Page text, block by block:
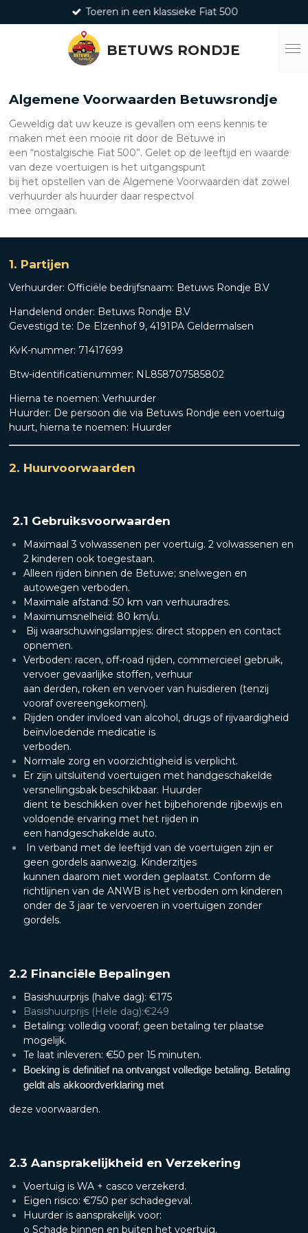
direct
BETUWS RONDJE
Toeren in een klassieke Fiat 500
Algemene Voorwaarden Betuwsrondje
Geweldig dat uw keuze is gevallen om eens kennis te
maken met een mooie rit door de Betuwe in
een “nostalgische Fiat 500”. Gelet op de leeftijd en waarde
van deze voertuigen is het uitgangspunt
bij het opstellen van de Algemene Voorwaarden dat zowel
verhuurder als huurder daar respectvol
mee omgaan.
1. Partijen
Verhuurder: Officiële bedrijfsnaam: Betuws Rondje B.V
Handelend onder: Betuws Rondje B.V
Gevestigd te: De Elzenhof 9, 4191PA Geldermalsen
KvK-nummer: 71417699
Btw-identificatienummer: NL858707585802
Hierna te noemen: Verhuurder
Huurder: De persoon die via Betuws Rondje een voertuig
huurt, hierna te noemen: Huurder
2. Huurvoorwaarden
2.1 Gebruiksvoorwaarden
Maximaal 3 volwassenen per voertuig. 2 volwassenen en
2 kinderen ook toegestaan.
Alleen rijden binnen de Betuwe; snelwegen en
autowegen verboden.
Maximale afstand: 50 km van verhuuradres.
Maximumsnelheid: 80 km/u.
Bij waarschuwingslampjes: direct stoppen en contact
opnemen.
Verboden: racen, off-road rijden, commercieel gebruik,
vervoer gevaarlijke stoffen, verhuur
aan derden, roken en vervoer van huisdieren (tenzij
vooraf overeengekomen).
Rijden onder invloed van alcohol, drugs of rijvaardigheid
beïnvloedende medicatie is
verboden.
Normale zorg en voorzichtigheid is verplicht.
Er zijn uitsluitend voertuigen met handgeschakelde
versnellingsbak beschikbaar. Huurder
dient te beschikken over het bijbehorende rijbewijs en
voldoende ervaring met het rijden in
een handgeschakelde auto.
In verband met de leeftijd van de voertuigen zijn er
geen gordels aanwezig. Kinderzitjes
kunnen daarom niet worden geplaatst. Conform de
richtlijnen van de ANWB is het verboden om kinderen
onder de 3 jaar te vervoeren in voertuigen zonder
gordels.
2.2 Financiële Bepalingen
Basishuurprijs (halve dag): €175
Basishuurprijs (Hele dag):€249
Betaling: volledig vooraf; geen betaling ter plaatse
mogelijk.
Te laat inleveren: €50 per 15 minuten.
Boeking is definitief na ontvangst volledige betaling. Betaling
geldt als akkoordverklaring met
deze voorwaarden.
2.3 Aansprakelijkheid en Verzekering
Voertuig is WA + casco verzekerd.
Eigen risico: €750 per schadegeval.
Huurder is aansprakelijk voor:
o Schade binnen en buiten het voertuig.